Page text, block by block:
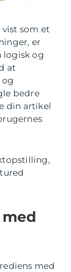
som et
er
logisk og
at
bedre
din artikel
med